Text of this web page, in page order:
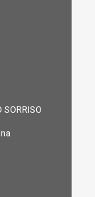
SORRISO